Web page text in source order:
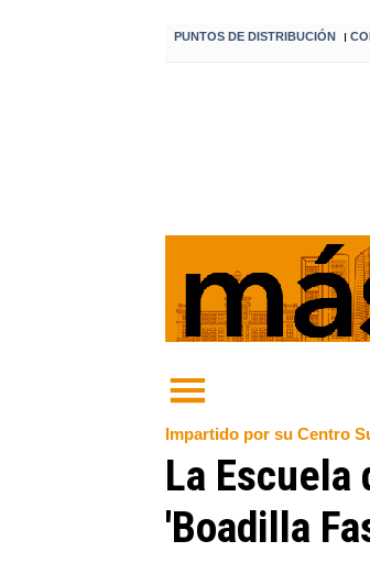
PUNTOS DE DISTRIBUCIÓN I
Impartido por su Centro
La Escuela
'Boadilla